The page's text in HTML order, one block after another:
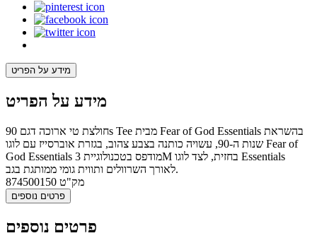
מידע על הפריט
מידע על הפריט
חולצת טי ארוכה דגם 90s Tee מבית Fear of God Essentials בהשראת
שנות ה-90, עשויה כותנה בצבע צהוב, בגזרת אוברסייז עם לוגו Fear of
God Essentials מודפס בטכנולוגיית 3M בחזית, לצד לוגו Essentials
לאורך השרוולים ותווית גומי ממותגת בגב.
מק"ט 874500150
פרטים נוספים
פרטים נוספים